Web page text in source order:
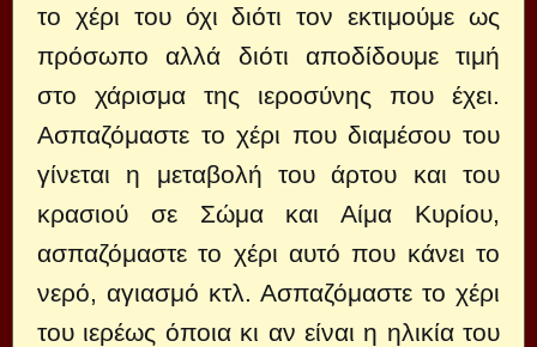
το χέρι του όχι διότι τον εκτιμούμε ως
πρόσωπο αλλά διότι αποδίδουμε τιμή
στο χάρισμα της ιεροσύνης που έχει.
Ασπαζόμαστε το χέρι που διαμέσου του
γίνεται η μεταβολή του άρτου και του
κρασιού σε Σώμα και Αίμα Κυρίου,
ασπαζόμαστε το χέρι αυτό που κάνει το
νερό, αγιασμό κτλ. Ασπαζόμαστε το χέρι
του ιερέως όποια κι αν είναι η ηλικία του